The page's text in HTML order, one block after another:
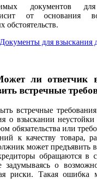
документов
от основания
обстоятельств.
Документы для взыскания
ли ответчик в
встречные
встречные
о взыскании неустойки
обязательства или
к качеству товара,
может предъявить
обращаются в
задумываясь о
риски. Такая ошибка